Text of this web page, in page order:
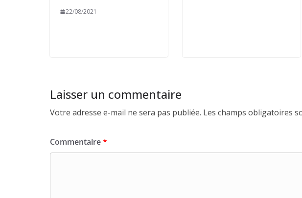
22/08/2021
Laisser un commentaire
Votre adresse e-mail ne sera pas publiée. Les champs obligatoires
Commentaire*